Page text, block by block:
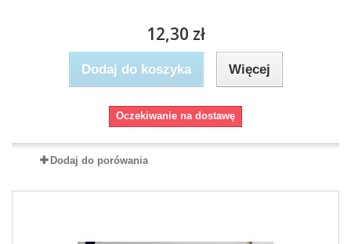
12,30 zł
Dodaj do koszyka Więcej
Oczekiwanie na dostawę
Dodaj do porówania